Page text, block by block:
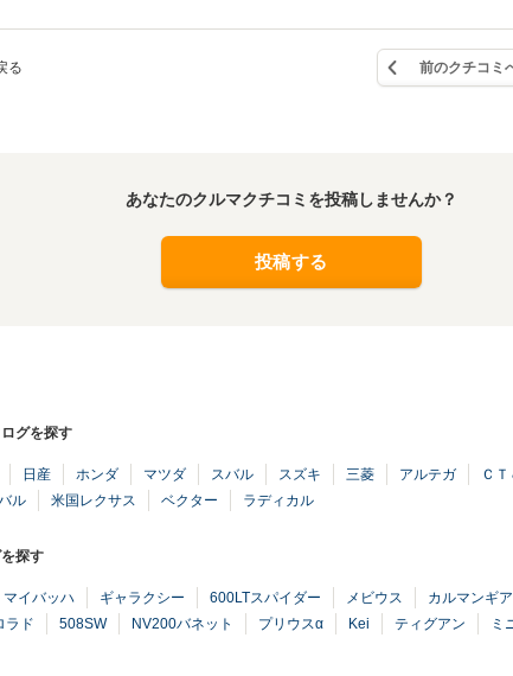
る 前のクチコミ
あなたのクルマクチコミを投稿しませんか？
投稿する
グを探す
日産 ホンダ マツダ スバル スズキ 三菱 アルテガ ＣＴ
ル 米国レクサス ベクター ラディカル
探す
マイバッハ ギャラクシー 600LTスパイダー メビウス カルマンギ
ラド 508SW NV200バネット プリウスα Kei ティグアン ミ